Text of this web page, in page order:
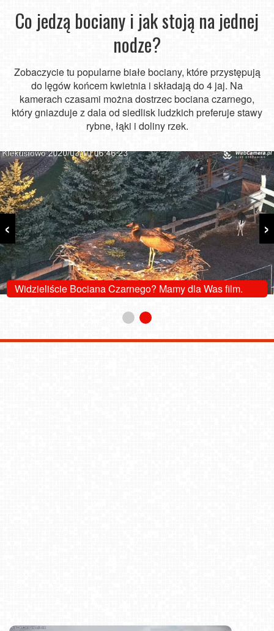
Co jedzą bociany i jak stoją na jednej
nodze?
Zobaczycie tu popularne białe bociany, które przystępują
do lęgów końcem kwietnia i składają do 4 jaj. Na
kamerach czasami można dostrzec bociana czarnego,
który gniazduje z dala od siedlisk ludzkich preferuje stawy
rybne, łąki i doliny rzek.
Widzieliście Bociana Czarnego? Mamy dla Was film.
‹ ›